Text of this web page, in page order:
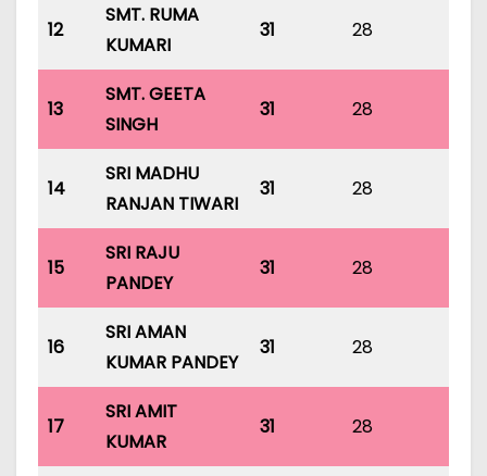
12
SMT. RUMA
KUMARI
31 28
13
SMT. GEETA
SINGH
31 28
14
SRI MADHU
RANJAN TIWARI
31 28
15
SRI RAJU
PANDEY
31 28
16
SRI AMAN
KUMAR PANDEY
31 28
17
SRI AMIT
KUMAR
31 28